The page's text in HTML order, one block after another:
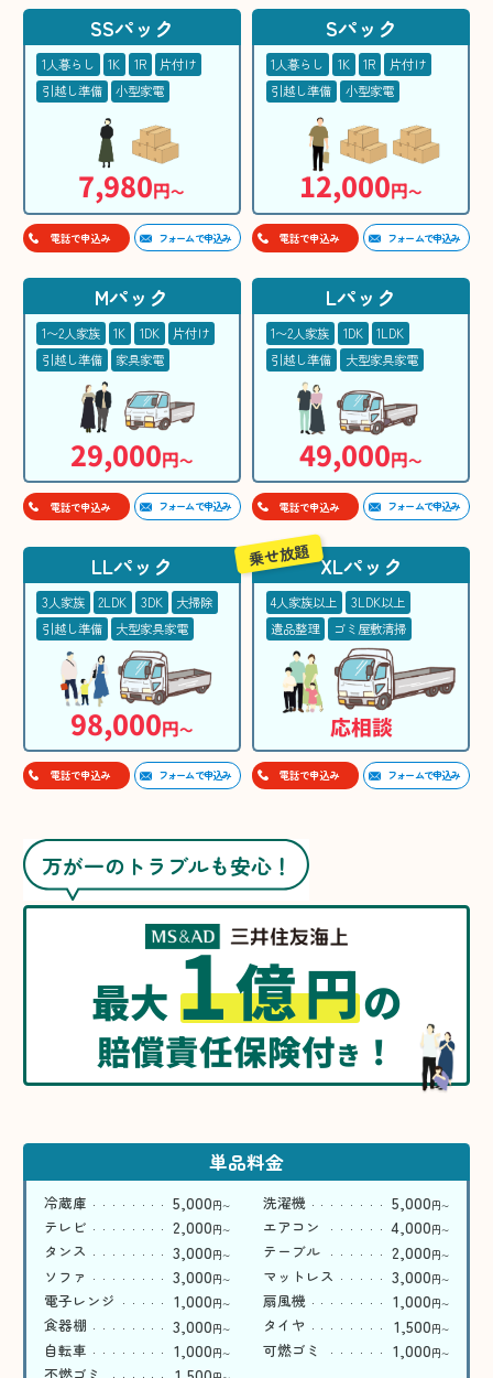
SSパック
1人暮らし 1K 1R
片付け
引越し準備
小型家電
7,980円〜
電話で申込み フォームで申込み
Sパック
1人暮らし 1K 1R
片付け
引越し準備
小型家電
12,000円〜
電話で申込み フォームで申込み
Mパック
1〜2人家族 1K 1DK
片付け
引越し準備
家具家電
29,000円〜
電話で申込み フォームで申込み
Lパック
1〜2人家族 1DK
1LDK
引越し準備
大型家具家電
49,000円〜
電話で申込み フォームで申込み
LLパック
3人家族 2LDK 3DK
大掃除
引越し準備
大型家具家電
98,000円〜
電話で申込み フォームで申込み
XLパック
4人家族以上
3LDK以上
遺品整理
ゴミ屋敷清掃
応相談
乗せ放題
電話で申込み フォームで申込み
万が一のトラブルも安心！
最大1億円の
賠償責任保険付き ！
単品料金
冷蔵庫 5,000円〜 洗濯機 5,000円〜
テレビ 2,000円〜 エアコン 4,000円〜
タンス 3,000円〜 テーブル 2,000円〜
ソファ 3,000円〜 マットレス 3,000円〜
電子レンジ 1,000円〜 扇風機 1,000円〜
食器棚 3,000円〜 タイヤ 1,500円〜
自転車 1,000円〜 可燃ゴミ 1,000円〜